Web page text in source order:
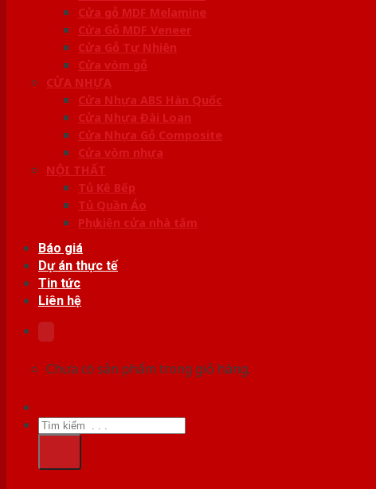
Cửa gỗ MDF Melamine
Cửa Gỗ MDF Veneer
Cửa Gỗ Tự Nhiên
Cửa vòm gỗ
CỬA NHỰA
Cửa Nhựa ABS Hàn Quốc
Cửa Nhựa Đài Loan
Cửa Nhựa Gỗ Composite
Cửa vòm nhựa
NỘI THẤT
Tủ Kệ Bếp
Tủ Quần Áo
Phụ kiện cửa nhà tắm
Báo giá
Dự án thực tế
Tin tức
Liên hệ
Chưa có sản phẩm trong giỏ hàng.
Tìm
kiếm: